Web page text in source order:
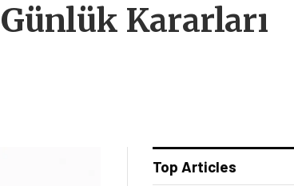
Kararları
Top Articles